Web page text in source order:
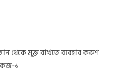
থেকে মুক্ত রাখতে ব্যবহার করুণ
১